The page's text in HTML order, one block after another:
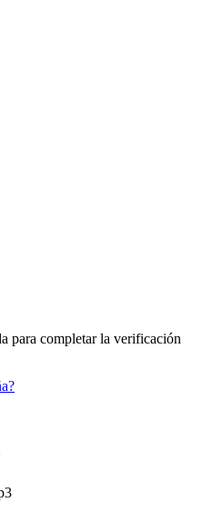
para completar la verificación